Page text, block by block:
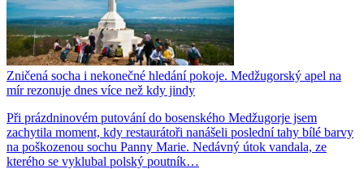
Zničená socha i nekonečné hledání pokoje. Medžugorský apel na
mír rezonuje dnes více než kdy jindy
Při prázdninovém putování do bosenského Medžugorje jsem
zachytila moment, kdy restaurátoři nanášeli poslední tahy bílé barvy
na poškozenou sochu Panny Marie. Nedávný útok vandala, ze
kterého se vyklubal polský poutník…